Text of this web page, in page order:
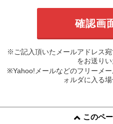
※ご記入頂いたメールアドレス
をお送りい
※Yahoo!メールなどのフリーメ
ォルダに入る場
このペ